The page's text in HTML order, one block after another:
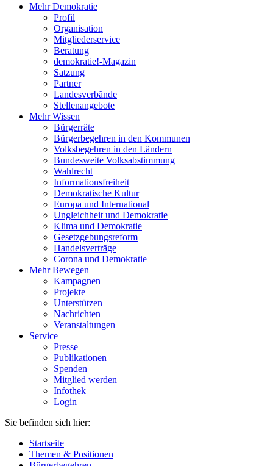
Mehr Demokratie
Profil
Organisation
Mitgliederservice
Beratung
demokratie!-Magazin
Satzung
Partner
Landesverbände
Stellenangebote
Mehr Wissen
Bürgerräte
Bürgerbegehren in den Kommunen
Volksbegehren in den Ländern
Bundesweite Volksabstimmung
Wahlrecht
Informationsfreiheit
Demokratische Kultur
Europa und International
Ungleichheit und Demokratie
Klima und Demokratie
Gesetzgebungsreform
Handelsverträge
Corona und Demokratie
Mehr Bewegen
Kampagnen
Projekte
Unterstützen
Nachrichten
Veranstaltungen
Service
Presse
Publikationen
Spenden
Mitglied werden
Infothek
Login
Sie befinden sich hier:
Startseite
Themen & Positionen